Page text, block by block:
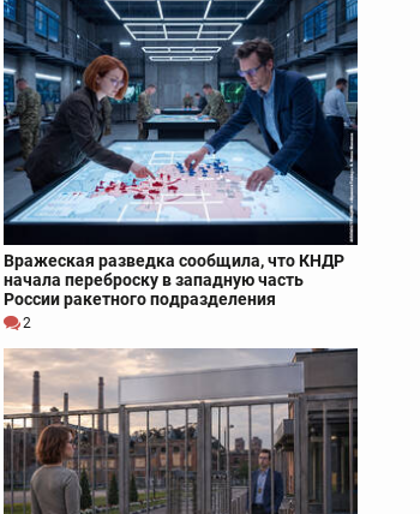
Вражеская разведка сообщила, что КНДР
начала переброску в западную часть
России ракетного подразделения
2